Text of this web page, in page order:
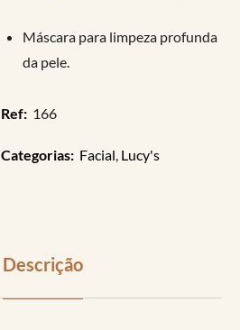
Máscara para limpeza profunda
da pele.
Ref: 166
Categorias: Facial, Lucy's
Descrição